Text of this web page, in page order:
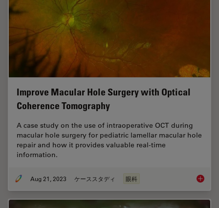
Improve Macular Hole Surgery with Optical
Coherence Tomography
A case study on the use of intraoperative OCT during
macular hole surgery for pediatric lamellar macular hole
repair and how it provides valuable real-time
information.
Aug 21, 2023 ケーススタディ 眼科